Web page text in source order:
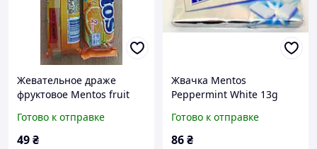
Жевательное драже
фруктовое Mentos fruit
жевательные ментос
Готово к отправке
49₴
Жвачка Mentos
Peppermint White 13g
Готово к отправке
86₴